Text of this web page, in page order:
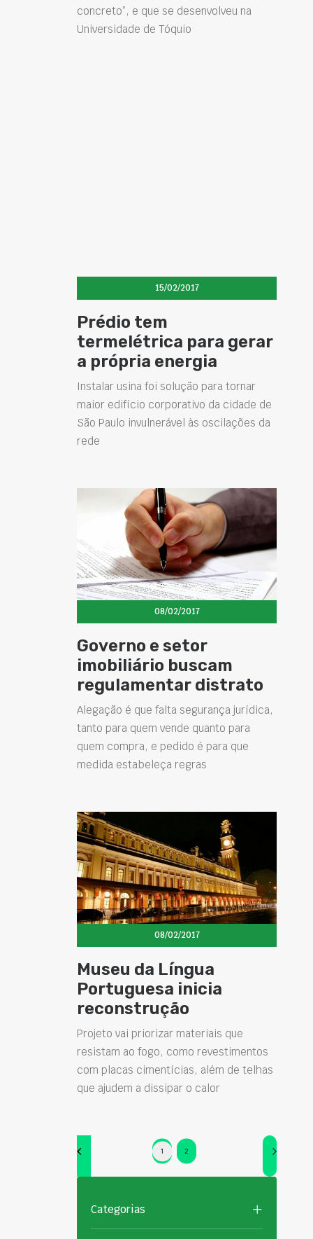
concreto”, e que se desenvolveu na
Universidade de Tóquio
15/02/2017
Prédio tem
termelétrica para gerar
a própria energia
Instalar usina foi solução para tornar
maior edifício corporativo da cidade de
São Paulo invulnerável às oscilações da
rede
08/02/2017
Governo e setor
imobiliário buscam
regulamentar distrato
Alegação é que falta segurança jurídica,
tanto para quem vende quanto para
quem compra, e pedido é para que
medida estabeleça regras
08/02/2017
Museu da Língua
Portuguesa inicia
reconstrução
Projeto vai priorizar materiais que
resistam ao fogo, como revestimentos
com placas cimentícias, além de telhas
que ajudem a dissipar o calor
1 2
Categorias